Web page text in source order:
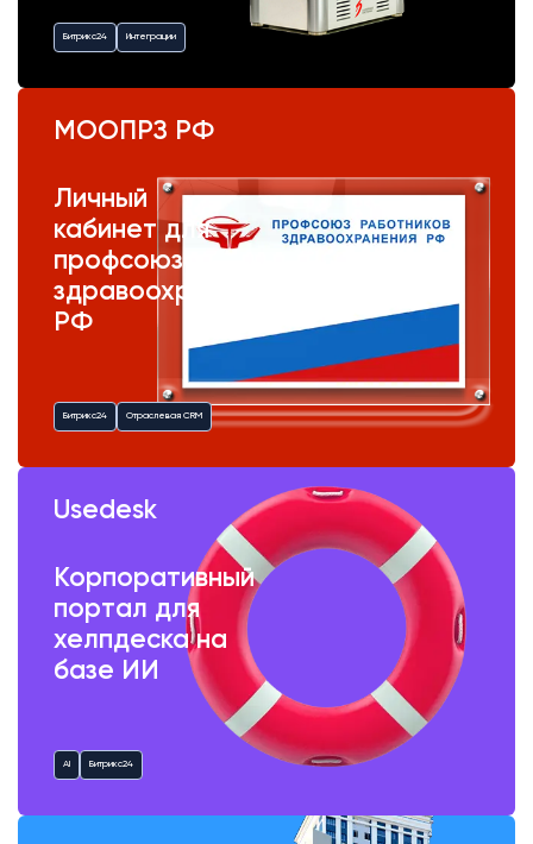
Битрикс24 Интеграции
МООПРЗ РФ
Личный
кабинет для
профсоюза
здравоохранения
РФ
Битрикс24 Отраслевая CRM
Usedesk
Корпоративный
портал для
хелпдеска на
базе ИИ
AI Битрикс24